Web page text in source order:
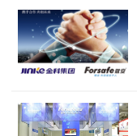
是针对这种高大空间
物的消防设施、设
现场图像的实时获取
处理和特征提取分
现火焰的跟踪和识别
更早的进行预警，